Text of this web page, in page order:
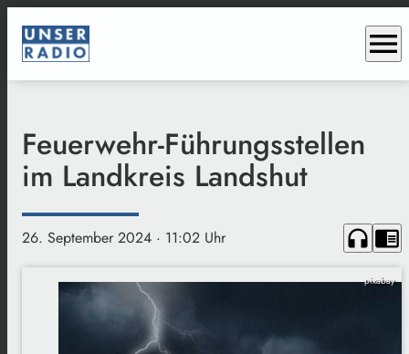
menu
Feuerwehr-Führungsstellen
im Landkreis Landshut
26. September 2024 · 11:02 Uhr headphones chrome_reader_mode
pixabay